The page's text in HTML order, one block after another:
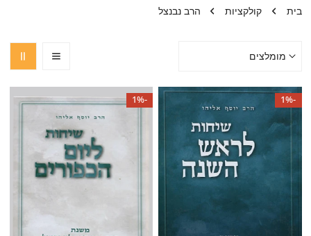
בית קולקציות הרב נבנצל
שיחות
לראש
השנה|הרב
נבנצל
-1%
שיחות
ליום
-1%